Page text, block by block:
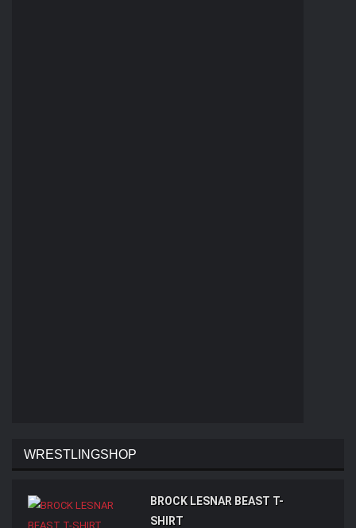
WRESTLINGSHOP
BROCK LESNAR BEAST T-
SHIRT